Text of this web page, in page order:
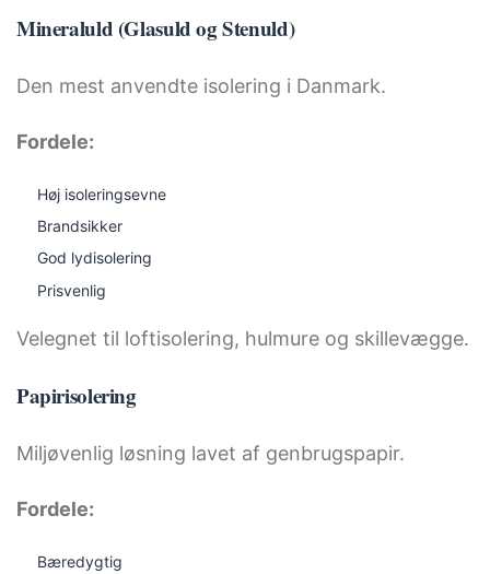
Mineraluld (Glasuld og Stenuld)
Den mest anvendte isolering i Danmark.
Fordele:
Høj isoleringsevne
Brandsikker
God lydisolering
Prisvenlig
Velegnet til loftisolering, hulmure og skillevægge.
Papirisolering
Miljøvenlig løsning lavet af genbrugspapir.
Fordele:
Bæredygtig